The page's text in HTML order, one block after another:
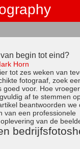
begin tot eind?
Horn
tot zes weken van
fotograaf, zoek
goed voor. Hoe
af te stemmen
beantwoorden we
van een professionele
van de